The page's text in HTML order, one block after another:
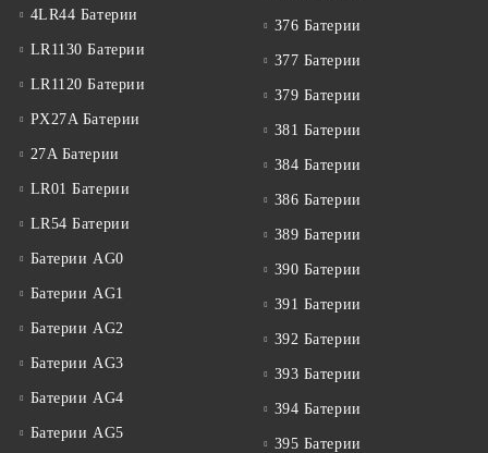
4LR44 Батерии
LR1130 Батерии
LR1120 Батерии
PX27A Батерии
27A Батерии
LR01 Батерии
LR54 Батерии
Батерии AG0
Батерии AG1
Батерии AG2
Батерии AG3
Батерии AG4
Батерии AG5
376 Батерии
377 Батерии
379 Батерии
381 Батерии
384 Батерии
386 Батерии
389 Батерии
390 Батерии
391 Батерии
392 Батерии
393 Батерии
394 Батерии
395 Батерии